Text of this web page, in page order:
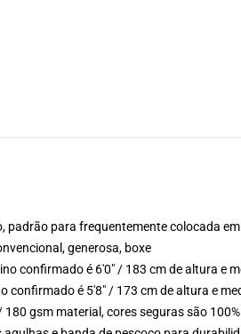
padrão para frequentemente colocada em
generosa, boxe
confirmado é 6'0" / 183 cm de altura e
confirmado é 5'8" / 173 cm de altura e
180 gsm material, cores seguras são